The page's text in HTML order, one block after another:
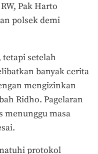
Pak Harto
polsek demi
tetapi setelah
banyak cerita
mengizinkan
Ridho. Pagelaran
menunggu masa
protokol